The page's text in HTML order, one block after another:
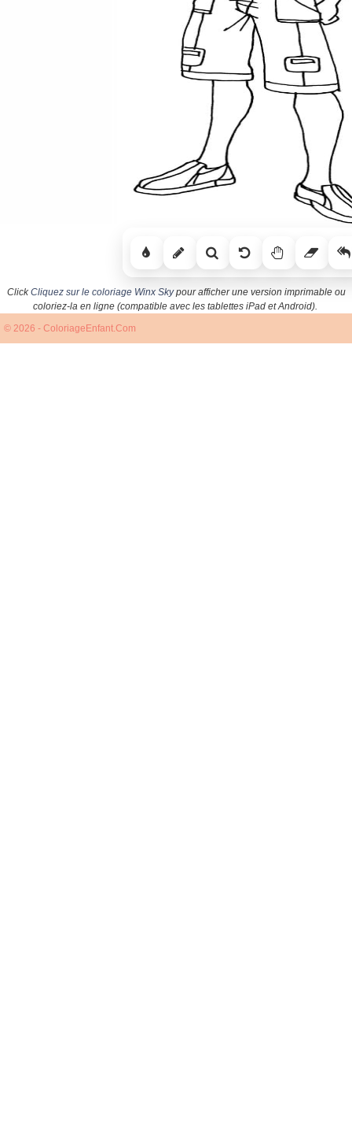
ClickCliquez sur le coloriage Winx Skypour afficher une version imprimable ou
coloriez-la en ligne (compatible avec les tablettes iPad et Android).
© 2026 - ColoriageEnfant.Com